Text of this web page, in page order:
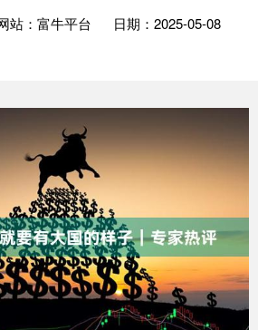
站：富牛平台
日期：2025-05-08